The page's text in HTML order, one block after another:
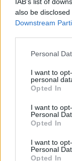
also be
Downstream
Please note that
not limited to
grant or deny
use your data
consent section.
Personal
I want to
personal
Opted In
I want to
Personal
Opted In
I want to
Personal
Opted In